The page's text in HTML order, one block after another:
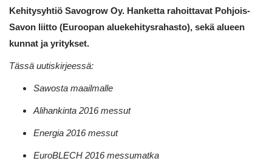
Kehitysyhtiö Savogrow Oy. Hanketta rahoittavat Pohjois-
Savon liitto (Euroopan aluekehitysrahasto), sekä alueen
kunnat ja yritykset.
Tässä uutiskirjeessä:
Sawosta maailmalle
Alihankinta 2016 messut
Energia 2016 messut
EuroBLECH 2016 messumatka